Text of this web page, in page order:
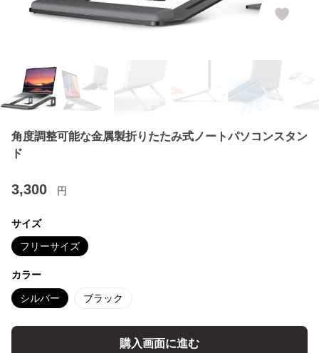
角度調整可能な金属製折りたたみ式ノートパソコンスタン
ド
3,300 円
サイズ
フリーサイズ
カラー
シルバー ブラック
購入画面に進む